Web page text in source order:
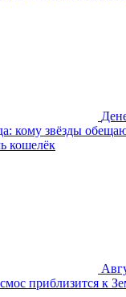
кому звёзды
кошелёк
приблизится к